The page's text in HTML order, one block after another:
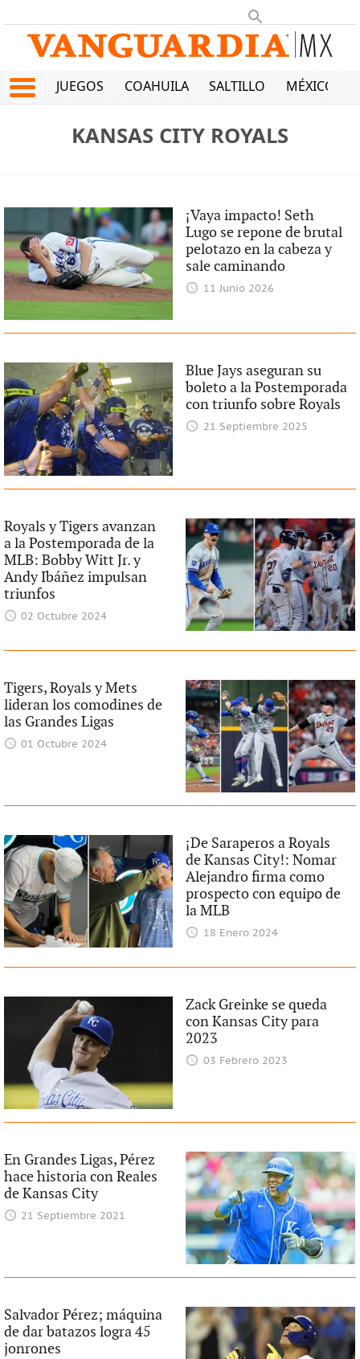
JUEGOS COAHUILA SALTILLO MÉXICO
KANSAS CITY ROYALS
¡Vaya impacto! Seth
Lugo se repone de brutal
pelotazo en la cabeza y
sale caminando
11 Junio 2026
Blue Jays aseguran su
boleto a la Postemporada
con triunfo sobre Royals
21 Septiembre 2025
Royals y Tigers avanzan
a la Postemporada de la
MLB: Bobby Witt Jr. y
Andy Ibáñez impulsan
triunfos
02 Octubre 2024
Tigers, Royals y Mets
lideran los comodines de
las Grandes Ligas
01 Octubre 2024
¡De Saraperos a Royals
de Kansas City!: Nomar
Alejandro firma como
prospecto con equipo de
la MLB
18 Enero 2024
Zack Greinke se queda
con Kansas City para
2023
03 Febrero 2023
En Grandes Ligas, Pérez
hace historia con Reales
de Kansas City
21 Septiembre 2021
Salvador Pérez; máquina
de dar batazos logra 45
jonrones